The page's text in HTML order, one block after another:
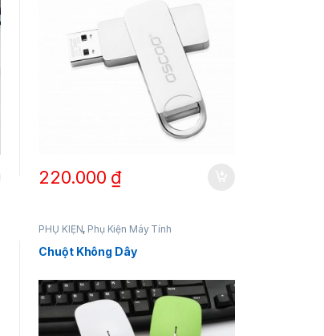
220.000 ₫
PHỤ KIỆN, Phụ Kiện Máy Tính
Chuột Không Dây